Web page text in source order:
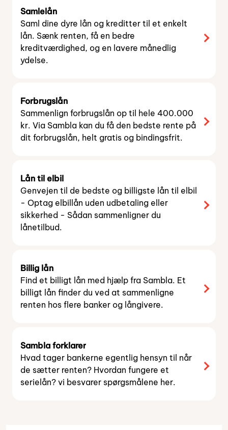
Samlelån
Saml dine dyre lån og kreditter til et enkelt
lån. Sænk renten, få en bedre
kreditværdighed, og en lavere månedlig
ydelse.
Forbrugslån
Sammenlign forbrugslån op til hele 400.000
kr. Via Sambla kan du få den bedste rente på
dit forbrugslån, helt gratis og bindingsfrit.
Lån til elbil
Genvejen til de bedste og billigste lån til elbil
- Optag elbillån uden udbetaling eller
sikkerhed - Sådan sammenligner du
lånetilbud.
Billig lån
Find et billigt lån med hjælp fra Sambla. Et
billigt lån finder du ved at sammenligne
renten hos flere banker og långivere.
Sambla forklarer
Hvad tager bankerne egentlig hensyn til når
de sætter renten? Hvordan fungere et
serielån? vi besvarer spørgsmålene her.